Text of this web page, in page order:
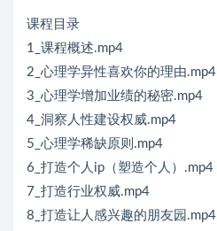
课程目录
1_课程概述.mp4
2_心理学异性喜欢你的理由.mp4
3_心理学增加业绩的秘密.mp4
4_洞察人性建设权威.mp4
5_心理学稀缺原则.mp4
6_打造个人ip（塑造个人）.mp4
7_打造行业权威.mp4
8_打造让人感兴趣的朋友园.mp4